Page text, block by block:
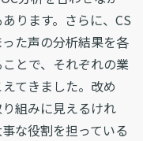
ります。さらに、CS
た声の分析結果を各
とで、それぞれの業
てきました。改め
組みに見えるけれ
な役割を担っている